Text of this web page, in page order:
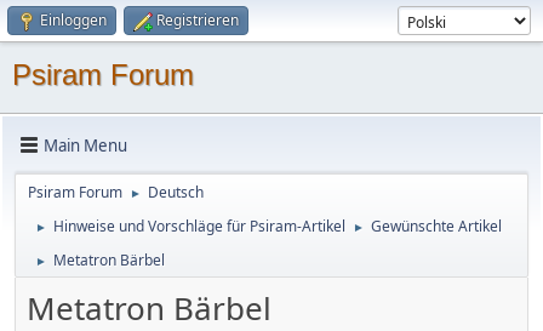
Einloggen Registrieren
Psiram Forum
Main Menu
Psiram Forum ► Deutsch
► Hinweise und Vorschläge für Psiram-Artikel ► Gewünschte Artikel
► Metatron Bärbel
Metatron Bärbel